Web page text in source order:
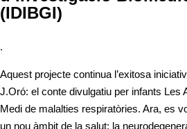
(IDIBGI)
.
Aquest projecte continua l’exitosa
J.Oró: el conte divulgatiu per infants Les
Medi de malalties respiratòries. Ara, es
un nou àmbit de la salut: la